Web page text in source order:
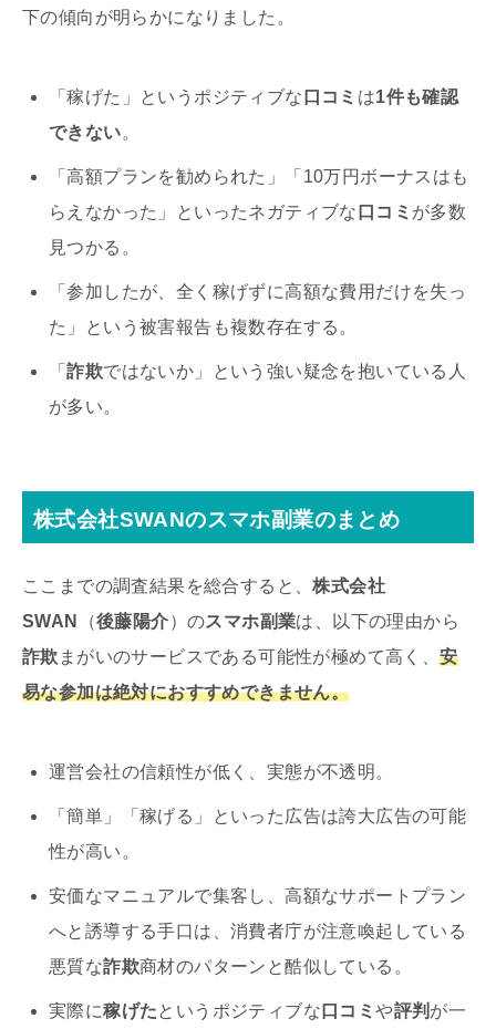
下の傾向が明らかになりました。
「稼げた」というポジティブな 口コミ は1件も確認
できない。
「高額プランを勧められた」「10万円ボーナスはも
らえなかった」といったネガティブな 口コミ が多数
見つかる。
「参加したが、全く稼げずに高額な費用だけを失っ
た」という被害報告も複数存在する。
「詐欺ではないか」という強い疑念を抱いている人
が多い。
株式会社SWANのスマホ副業のまとめ
ここまでの調査結果を総合すると、株式会社
SWAN
（後藤陽介）のスマホ副業は、以下の理由から
詐欺 まがいのサービスである可能性が極めて高く、安
易な参加は絶対におすすめできません。
運営会社の信頼性が低く、実態が不透明。
「簡単」「稼げる」といった広告は誇大広告の可能
性が高い。
安価なマニュアルで集客し、高額なサポートプラン
へと誘導する手口は、消費者庁が注意喚起している
悪質な詐欺商材のパターンと酷似している。
実際に稼げたというポジティブな 口コミや評判 が一